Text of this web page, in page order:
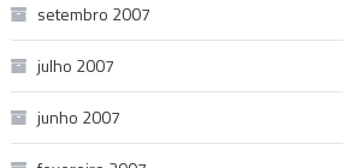
setembro 2007
julho 2007
junho 2007